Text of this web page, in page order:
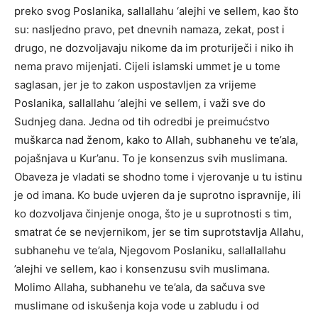
preko svog Poslanika, sallallahu ‘alejhi ve sellem, kao što
su: nasljedno pravo, pet dnevnih namaza, zekat, post i
drugo, ne dozvoljavaju nikome da im proturiječi i niko ih
nema pravo mijenjati. Cijeli islamski ummet je u tome
saglasan, jer je to zakon uspostavljen za vrijeme
Poslanika, sallallahu ‘alejhi ve sellem, i važi sve do
Sudnjeg dana. Jedna od tih odredbi je preimućstvo
muškarca nad ženom, kako to Allah, subhanehu ve te’ala,
pojašnjava u Kur’anu. To je konsenzus svih muslimana.
Obaveza je vladati se shodno tome i vjerovanje u tu istinu
je od imana. Ko bude uvjeren da je suprotno ispravnije, ili
ko dozvoljava činjenje onoga, što je u suprotnosti s tim,
smatrat će se nevjernikom, jer se tim suprotstavlja Allahu,
subhanehu ve te’ala, Njegovom Poslaniku, sallallallahu
’alejhi ve sellem, kao i konsenzusu svih muslimana.
Molimo Allaha, subhanehu ve te’ala, da sačuva sve
muslimane od iskušenja koja vode u zabludu i od